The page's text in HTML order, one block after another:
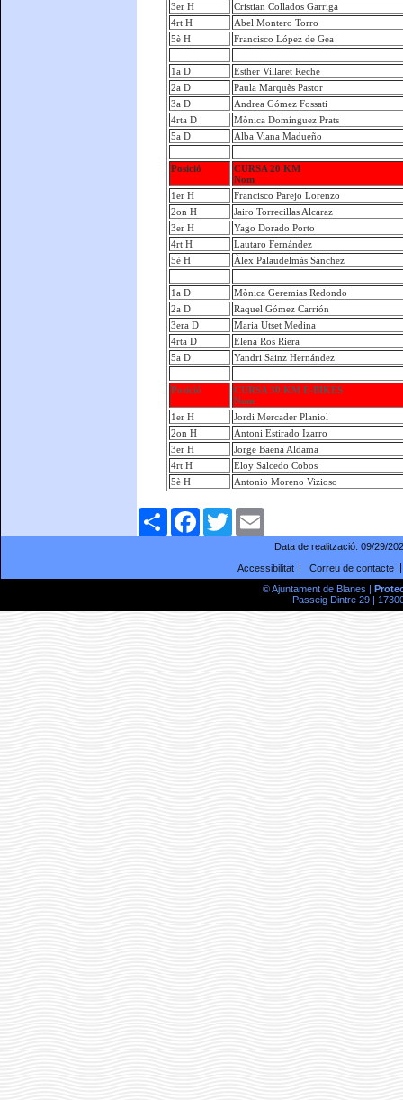
3er H
Cristian Collados Garriga
4rt H
Abel Montero Torro
5è H
Francisco López de Gea
1a D
Esther Villaret Reche
2a D
Paula Marquès Pastor
3a D
Andrea Gómez Fossati
4rta D
Mònica Domínguez Prats
5a D
Alba Viana Madueño
Posició
CURSA 20 KM
Nom
1er H
Francisco Parejo Lorenzo
2on H
Jairo Torrecillas Alcaraz
3er H
Yago Dorado Porto
4rt H
Lautaro Fernández
5è H
Àlex Palaudelmàs Sánchez
1a D
Mònica Geremias Redondo
2a D
Raquel Gómez Carrión
3era D
Maria Utset Medina
4rta D
Elena Ros Riera
5a D
Yandri Sainz Hernández
Posició
CURSA 30 KM E-BIKES
Nom
1er H
Jordi Mercader Planiol
2on H
Antoni Estirado Izarro
3er H
Jorge Baena Aldama
4rt H
Eloy Salcedo Cobos
5è H
Antonio Moreno Vizioso
ComparteixFacebookTwitter
Data de realització: 09/29/
Accessibilitat
Correu de contacte
© Ajuntament de Blanes |
Passeig Dintre 29 |